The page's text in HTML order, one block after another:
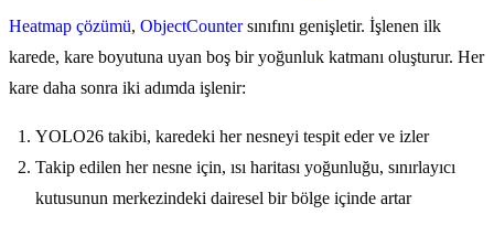
Heatmap çözümü, ObjectCountersınıfını genişletir. İşlenen ilk
karede, kare boyutuna uyan boş bir yoğunluk katmanı oluşturur. Her
kare daha sonra iki adımda işlenir:
YOLO26 takibi, karedeki her nesneyi tespit eder ve izler
Takip edilen her nesne için, ısı haritası yoğunluğu, sınırlayıcı
kutusunun merkezindeki dairesel bir bölge içinde artar